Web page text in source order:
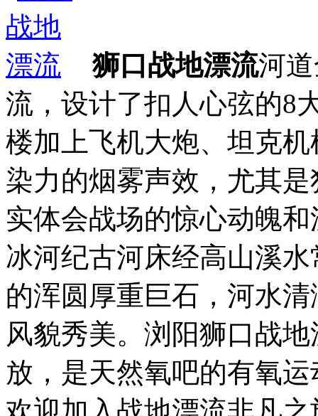
狮口战地漂流河
流，设计了扣人心弦的8
楼加上飞机大炮、坦克
染力的烟雾声效，尤其
实体会战场的惊心动魄
冰河纪古河床经高山溪
的浑圆厚重巨石，河水
风貌秀美。浏阳狮口战
放，是天然氧吧的有氧